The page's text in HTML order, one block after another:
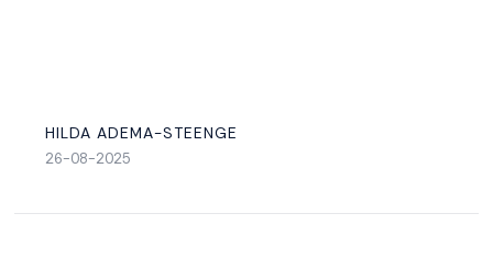
HILDA ADEMA-STEENGE
26-08-2025